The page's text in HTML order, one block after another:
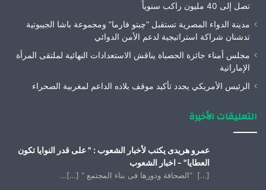
تصل إلى 40 مليون راكب سنوياً
مدينة الدواء المصرية تستقبل “چبتو فارما” ومجموعة باشا الجيبوتية
تدشنان شراكة استراتيجية لدعم الأمن الدوائي
مجلس أمناء جائزة الحصباة يناقش الاستعدادات النهائية لملتقى المرأة
الإماراتية
الرئيس الأمريكي يجدد تأكيد موقف بلاده الداعم لمغربية الصحراء
التعليقات الأخيرة
عمرو هريدى يكتب لأخبار الشعوب : " على قدر النوايا تكون
العطايا" - اخبار الشعوب
[…] “الصحافة ودورها فى بناء المجتمع “ […]...